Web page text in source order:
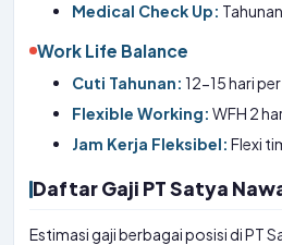
Medical Check Up:
Work Life Balance
Cuti Tahunan: 12-15 hari
Flexible Working: WFH 2
Jam Kerja Fleksibel: Flexi
Daftar Gaji PT Satya
Estimasi gaji berbagai posisi di PT